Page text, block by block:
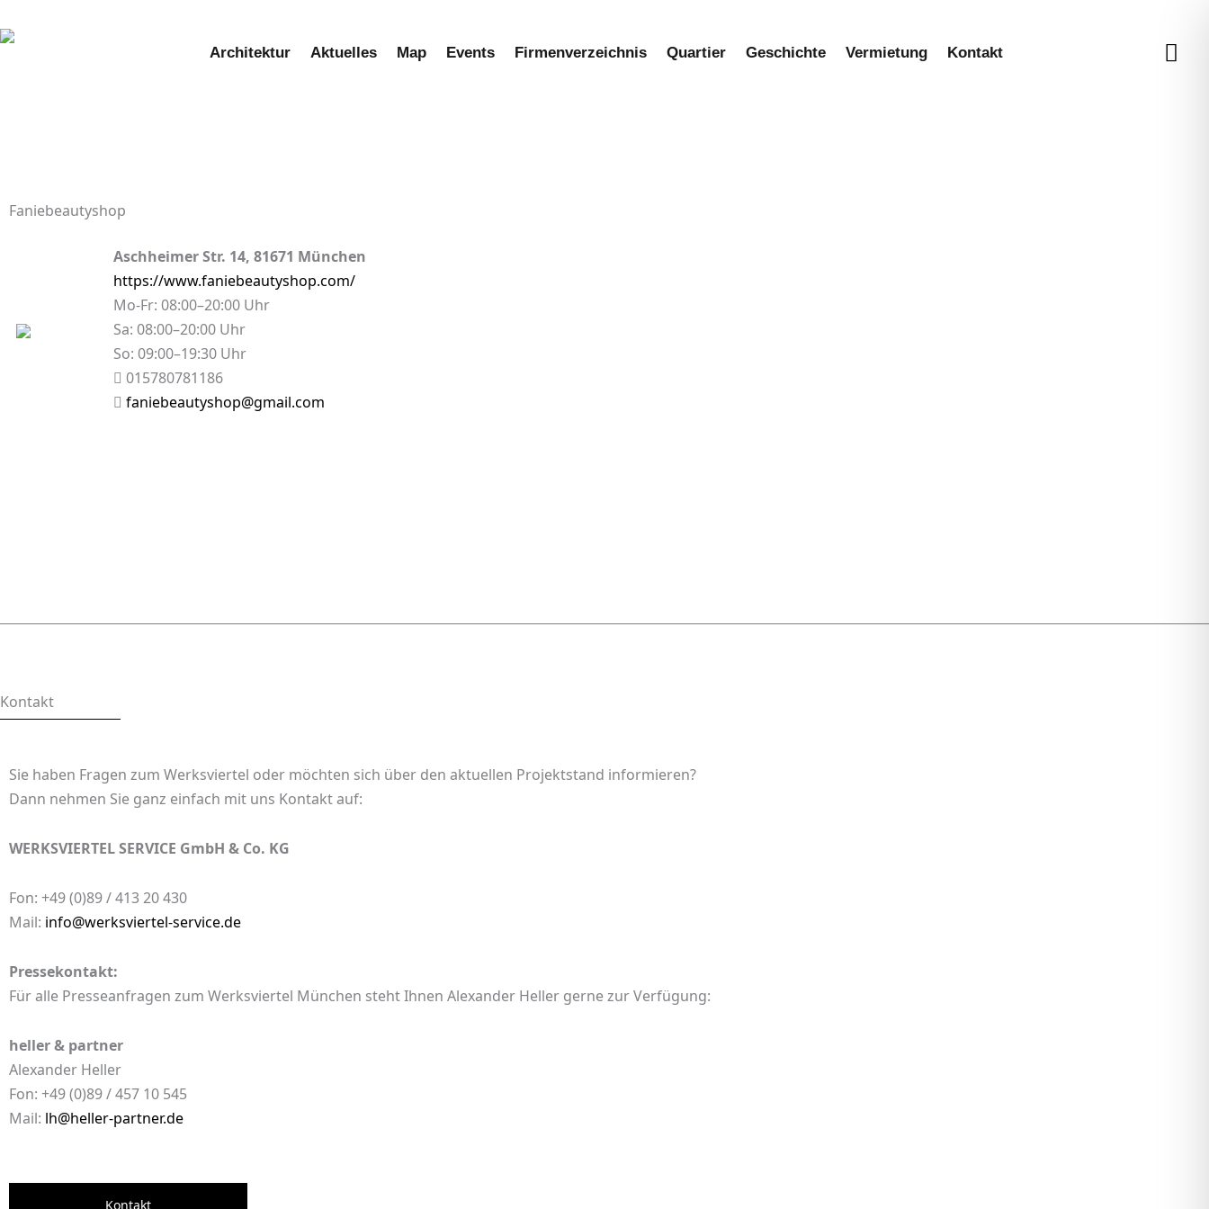
Inhalt
Architektur Aktuelles Map Events Firmenverzeichnis​ Quartier Geschichte Vermietung Kontakt
Faniebeautyshop
Aschheimer Str. 14, 81671 München
https://www.faniebeautyshop.com/
Mo-Fr: 08:00–20:00 Uhr
Sa: 08:00–20:00 Uhr
So: 09:00–19:30 Uhr
015780781186
faniebeautyshop@gmail.com
Kontakt
Sie haben Fragen zum Werksviertel oder möchten sich über den aktuellen Projektstand informieren?
Dann nehmen Sie ganz einfach mit uns Kontakt auf:
WERKSVIERTEL SERVICE GmbH & Co. KG
Fon: +49 (0)89 / 413 20 430
Mail: info@werksviertel-service.de
Pressekontakt:
Für alle Presseanfragen zum Werksviertel München steht Ihnen Alexander Heller gerne zur Verfügung:
heller & partner
Alexander Heller
Fon: +49 (0)89 / 457 10 545
Mail: lh@heller-partner.de
Kontakt